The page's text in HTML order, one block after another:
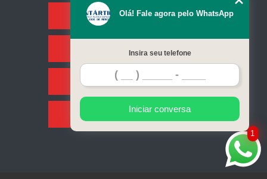
Missão
Serviços
Contato
Mapa do site
1
Olá! Fale agora pelo WhatsApp
Insira seu telefone
Iniciar conversa